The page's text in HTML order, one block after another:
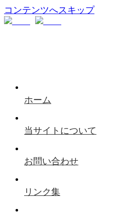
コンテンツへスキップ
ホーム
当サイトについて
お問い合わせ
リンク集